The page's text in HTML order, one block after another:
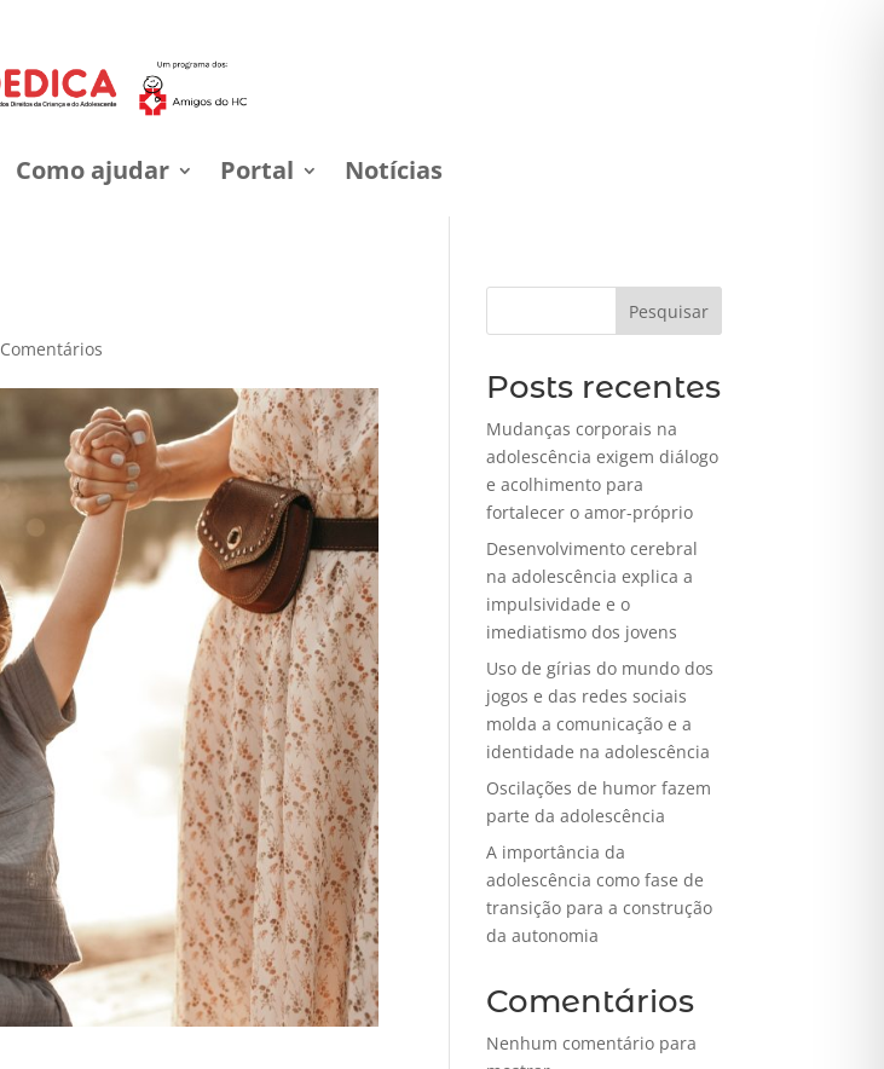
Como ajudar Portal Notícias
Pesquisar
Posts recentes
Mudanças corporais na
adolescência exigem diálogo
e acolhimento para
fortalecer o amor-próprio
Desenvolvimento cerebral
na adolescência explica a
impulsividade e o
imediatismo dos jovens
Uso de gírias do mundo dos
jogos e das redes sociais
molda a comunicação e a
identidade na adolescência
Oscilações de humor fazem
parte da adolescência
A importância da
adolescência como fase de
transição para a construção
da autonomia
Comentários
Nenhum comentário para